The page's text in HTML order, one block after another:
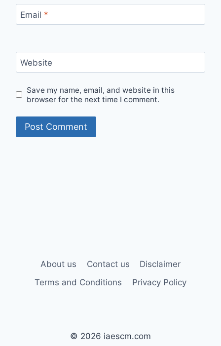
Email *
Website
Save my name, email, and website in this
browser for the next time I comment.
About us Contact us
Disclaimer
Terms and Conditions
Privacy Policy
© 2026 iaescm.com